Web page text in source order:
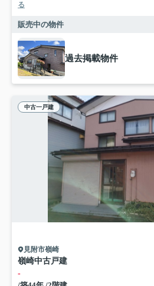
る
販売中の物件
過去掲載物件
中古一戸建
見附市嶺崎
嶺崎中古戸建
-